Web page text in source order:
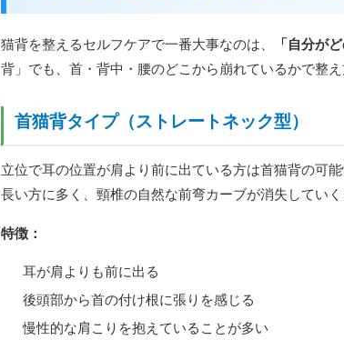
猫背を整えるセルフケアで一番大事なのは、 「自分が
背」でも、首・背中・腰のどこから崩れているかで整え
首猫背タイプ（ストレートネック型）
立位で耳の位置が肩より前に出ている方は首猫背の可
長い方に多く、頸椎の自然な前弯カーブが消失していく
特徴：
耳が肩よりも前に出る
後頭部から首の付け根に張りを感じる
慢性的な肩こりを抱えていることが多い